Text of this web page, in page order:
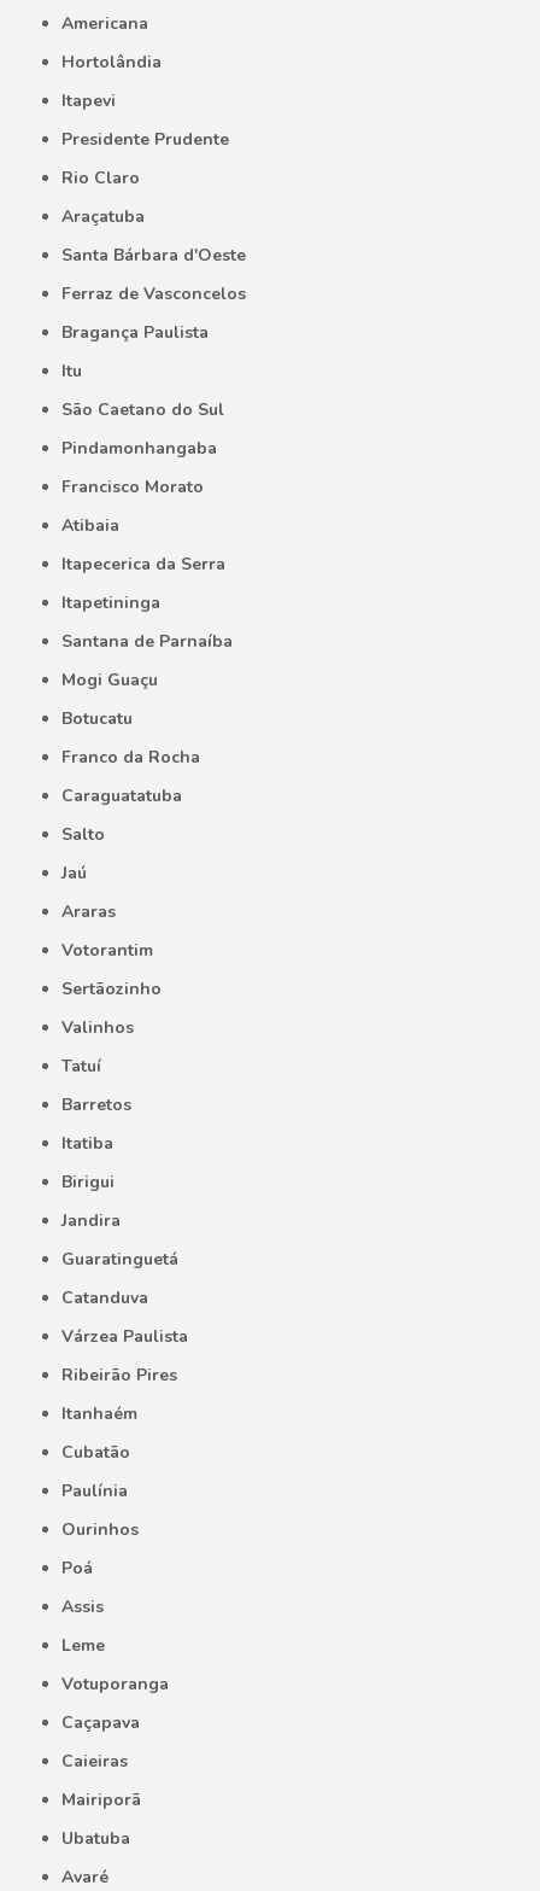
Americana
Hortolândia
Itapevi
Presidente Prudente
Rio Claro
Araçatuba
Santa Bárbara d'Oeste
Ferraz de Vasconcelos
Bragança Paulista
Itu
São Caetano do Sul
Pindamonhangaba
Francisco Morato
Atibaia
Itapecerica da Serra
Itapetininga
Santana de Parnaíba
Mogi Guaçu
Botucatu
Franco da Rocha
Caraguatatuba
Salto
Jaú
Araras
Votorantim
Sertãozinho
Valinhos
Tatuí
Barretos
Itatiba
Birigui
Jandira
Guaratinguetá
Catanduva
Várzea Paulista
Ribeirão Pires
Itanhaém
Cubatão
Paulínia
Ourinhos
Poá
Assis
Leme
Votuporanga
Caçapava
Caieiras
Mairiporã
Ubatuba
Avaré